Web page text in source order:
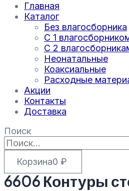
Главная
Каталог
Без влагосборника
С 1
С 2
Неонатальные
Коаксиальные
Расходные
Акции
Контакты
Доставка
Поиск
0 ₽
Корзина
6606 Контуры